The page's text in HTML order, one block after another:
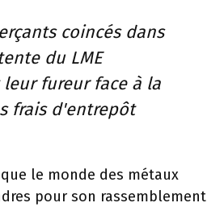
coincés dans
du LME
fureur face à la
frais d'entrepôt
le monde des métaux
pour son rassemblement